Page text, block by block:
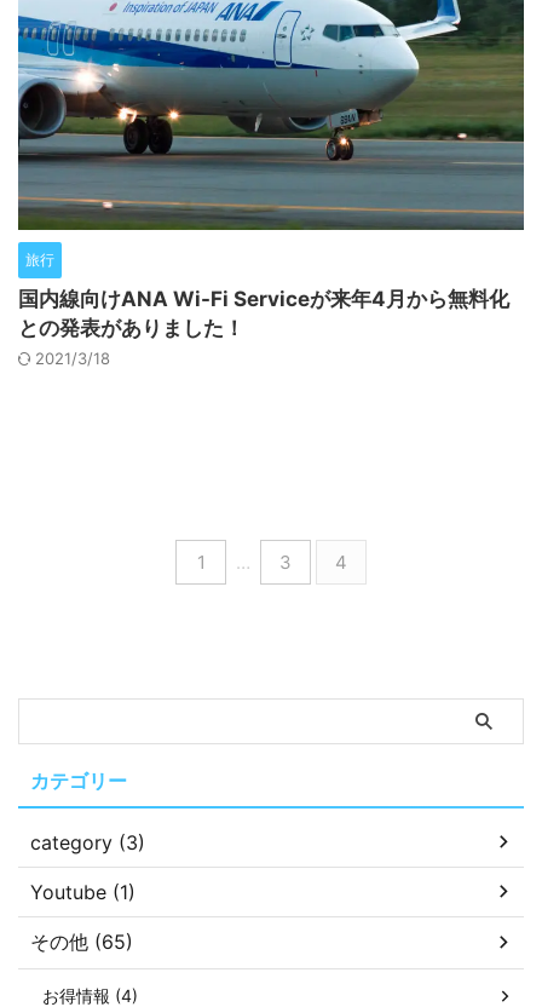
旅行
国内線向けANA Wi-Fi Serviceが来年4月から無料化
との発表がありました！
2021/3/18
1 … 3 4
カテゴリー
category (3)
Youtube (1)
その他 (65)
お得情報 (4)